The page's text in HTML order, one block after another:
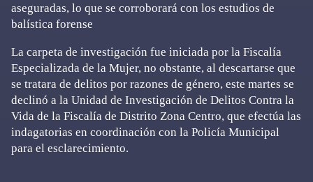
aseguradas, lo que se corroborará con los estudios de
balística forense
La carpeta de investigación fue iniciada por la Fiscalía
Especializada de la Mujer, no obstante, al descartarse que
se tratara de delitos por razones de género, este martes se
declinó a la Unidad de Investigación de Delitos Contra la
Vida de la Fiscalía de Distrito Zona Centro, que efectúa las
indagatorias en coordinación con la Policía Municipal
para el esclarecimiento.